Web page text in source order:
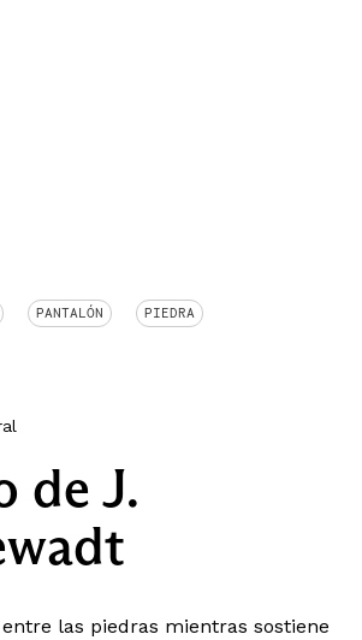
PANTALÓN PIEDRA
de J.
las piedras mientras sostiene